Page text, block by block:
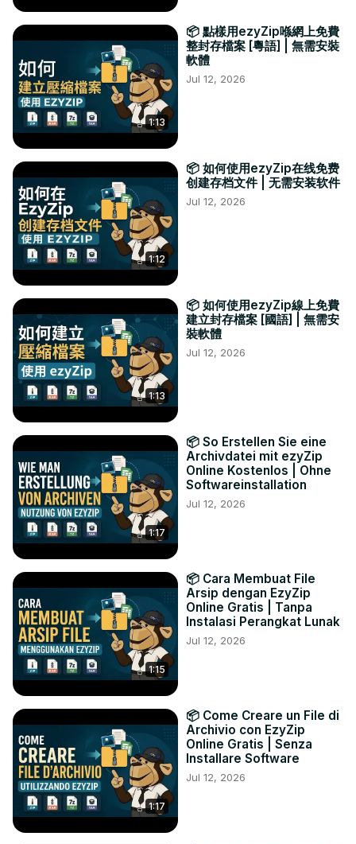
1:13
📦 點樣用ezyZip喺網上免費
整封存檔案 [粵語] | 無需安裝
軟體
Jul 12, 2026
1:12
📦 如何使用ezyZip在线免费
创建存档文件 | 无需安装软件
Jul 12, 2026
1:13
📦 如何使用ezyZip線上免費
建立封存檔案 [國語] | 無需安
裝軟體
Jul 12, 2026
1:17
📦 So Erstellen Sie eine
Archivdatei mit ezyZip
Online Kostenlos | Ohne
Softwareinstallation
Jul 12, 2026
1:15
📦 Cara Membuat File
Arsip dengan EzyZip
Online Gratis | Tanpa
Instalasi Perangkat Lunak
Jul 12, 2026
1:17
📦 Come Creare un File di
Archivio con EzyZip
Online Gratis | Senza
Installare Software
Jul 12, 2026